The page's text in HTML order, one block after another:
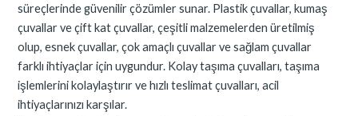
süreçlerinde güvenilir çözümler sunar. Plastik çuvallar, kumaş
çuvallar ve çift kat çuvallar, çeşitli malzemelerden üretilmiş
olup, esnek çuvallar, çok amaçlı çuvallar ve sağlam çuvallar
farklı ihtiyaçlar için uygundur. Kolay taşıma çuvalları, taşıma
işlemlerini kolaylaştırır ve hızlı teslimat çuvalları, acil
ihtiyaçlarınızı karşılar.